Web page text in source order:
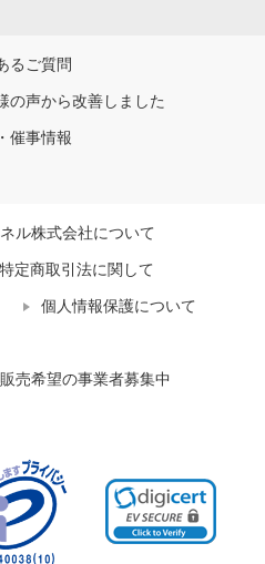
るご質問
の声から改善しました
催事情報
ル株式会社について
特定商取引法に関して
個人情報保護について
売希望の事業者募集中